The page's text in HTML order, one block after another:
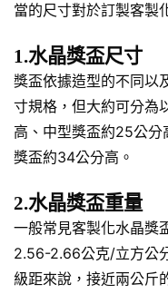
當的尺寸對於訂製客製
1.水晶獎盃尺寸
獎盃依據造型的不同以
寸規格，但大約可分為
高、中型獎盃約25公
獎盃約34公分高。
2.水晶獎盃重量
一般常見客製化水晶獎
2.56-2.66公克/立方公
級距來說，接近兩公斤